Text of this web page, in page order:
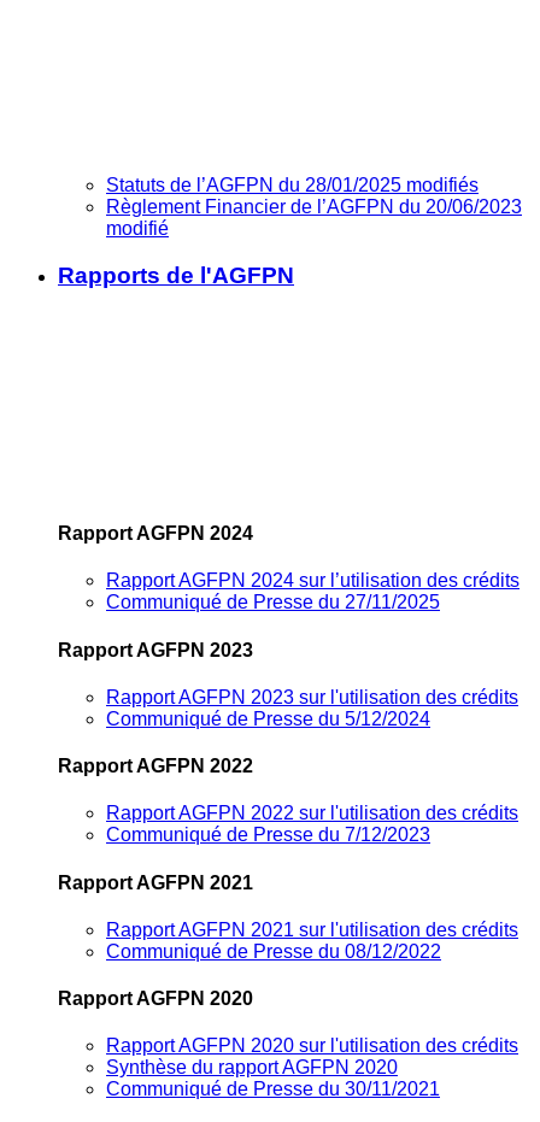
Statuts de l’AGFPN du 28/01/2025 modifiés
Règlement Financier de l’AGFPN du 20/06/2023
modifié
Rapports de l'AGFPN
Rapport AGFPN 2024
Rapport AGFPN 2024 sur l’utilisation des crédits
Communiqué de Presse du 27/11/2025
Rapport AGFPN 2023
Rapport AGFPN 2023 sur l'utilisation des crédits
Communiqué de Presse du 5/12/2024
Rapport AGFPN 2022
Rapport AGFPN 2022 sur l'utilisation des crédits
Communiqué de Presse du 7/12/2023
Rapport AGFPN 2021
Rapport AGFPN 2021 sur l'utilisation des crédits
Communiqué de Presse du 08/12/2022
Rapport AGFPN 2020
Rapport AGFPN 2020 sur l'utilisation des crédits
Synthèse du rapport AGFPN 2020
Communiqué de Presse du 30/11/2021